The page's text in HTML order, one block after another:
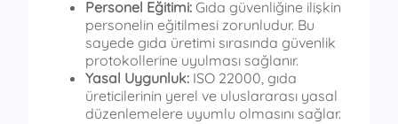
Personel Eğitimi: Gıda güvenliğine ilişkin
personelin eğitilmesi zorunludur. Bu
sayede gıda üretimi sırasında güvenlik
protokollerine uyulması sağlanır.
Yasal Uygunluk: ISO 22000, gıda
üreticilerinin yerel ve uluslararası yasal
düzenlemelere uyumlu olmasını sağlar.